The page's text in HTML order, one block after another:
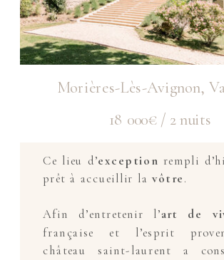
Ce lieu d’exception rempli
prêt à accueillir lavôtre .
Afin d’entretenir l’art de
française et l’esprit
château saint-laurent a
Morières-Lès-Avignon,
18 000€ / 2 nuits